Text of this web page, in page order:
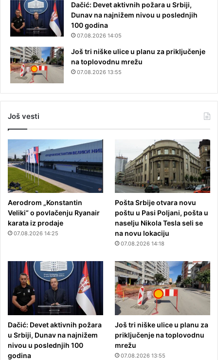
Dačić: Devet aktivnih požara u Srbiji,
Dunav na najnižem nivou u poslednjih
100 godina
07.08.2026 14:05
Još tri niške ulice u planu za priključenje
na toplovodnu mrežu
07.08.2026 13:55
Još vesti
Aerodrom „Konstantin
Veliki“ o povlačenju Ryanair
karata iz prodaje
07.08.2026 14:25
Pošta Srbije otvara novu
poštu u Pasi Poljani, pošta u
naselju Nikola Tesla seli se
na novu lokaciju
07.08.2026 14:18
Dačić: Devet aktivnih požara
u Srbiji, Dunav na najnižem
nivou u poslednjih 100
godina
Još tri niške ulice u planu za
priključenje na toplovodnu
mrežu
07.08.2026 13:55